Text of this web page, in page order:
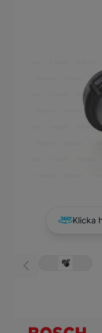
Klicka
View